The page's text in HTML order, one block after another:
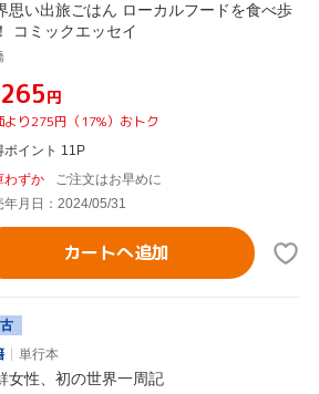
思い出旅ごはん ローカルフードを食べ歩
コミックエッセイ
円
より275円（17%）おトク
ポイント 11P
わずか
ご注文はお早めに
年月日：2024/05/31
カートへ追加
単行本
女性、初の世界一周記